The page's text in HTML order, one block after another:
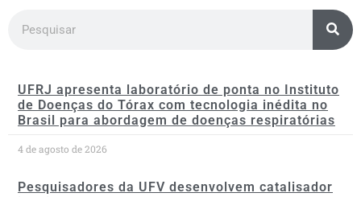
UFRJ apresenta laboratório de ponta no Instituto
de Doenças do Tórax com tecnologia inédita no
Brasil para abordagem de doenças respiratórias
4 de agosto de 2026
Pesquisadores da UFV desenvolvem catalisador